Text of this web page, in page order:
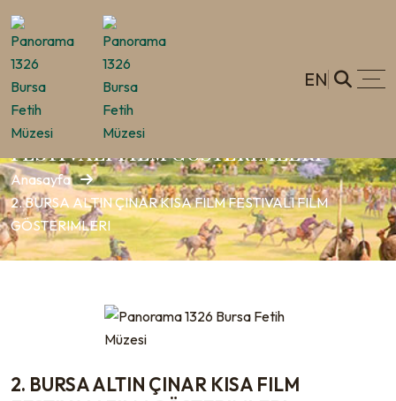
EN
2. BURSA ALTIN ÇINAR KISA FILM
FESTIVALI FILM GÖSTERIMLERI
Anasayfa
2. BURSA ALTIN ÇINAR KISA FILM FESTIVALI FILM
GÖSTERIMLERI
2. BURSA ALTIN ÇINAR KISA FILM